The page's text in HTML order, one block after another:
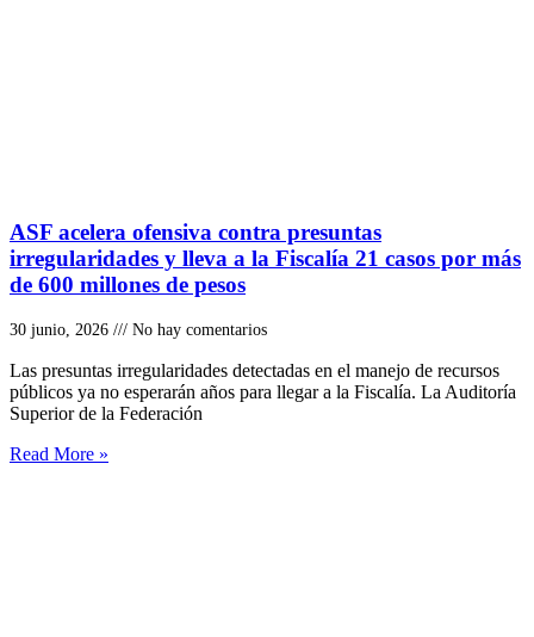
ASF acelera ofensiva contra presuntas
irregularidades y lleva a la Fiscalía 21 casos por más
de 600 millones de pesos
30 junio, 2026 No hay comentarios
Las presuntas irregularidades detectadas en el manejo de recursos
públicos ya no esperarán años para llegar a la Fiscalía. La Auditoría
Superior de la Federación
Read More »